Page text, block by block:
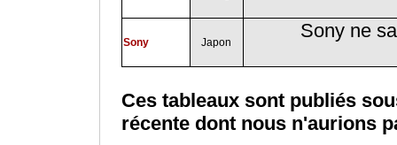
Sony Japon
Sony ne
Ces tableaux sont publiés
récente dont nous n'aurions